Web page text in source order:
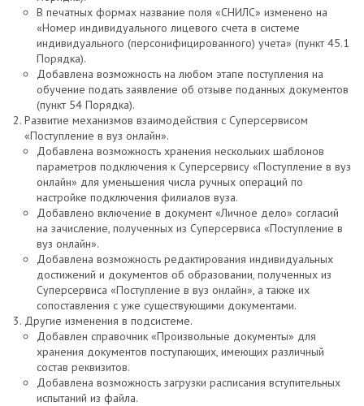
В печатных формах название поля «СНИЛС» изменено на
«Номер индивидуального лицевого счета в системе
индивидуального (персонифицированного) учета» (пункт 45.1
Порядка).
Добавлена возможность на любом этапе поступления на
обучение подать заявление об отзыве поданных документов
(пункт 54 Порядка).
Развитие механизмов взаимодействия с Суперсервисом
«Поступление в вуз онлайн».
Добавлена возможность хранения нескольких шаблонов
параметров подключения к Суперсервису «Поступление в вуз
онлайн» для уменьшения числа ручных операций по
настройке подключения филиалов вуза.
Добавлено включение в документ «Личное дело» согласий
на зачисление, полученных из Суперсервиса «Поступление в
вуз онлайн».
Добавлена возможность редактирования индивидуальных
достижений и документов об образовании, полученных из
Суперсервиса «Поступление в вуз онлайн», а также их
сопоставления с уже существующими документами.
Другие изменения в подсистеме.
Добавлен справочник «Произвольные документы» для
хранения документов поступающих, имеющих различный
состав реквизитов.
Добавлена возможность загрузки расписания вступительных
испытаний из файла.